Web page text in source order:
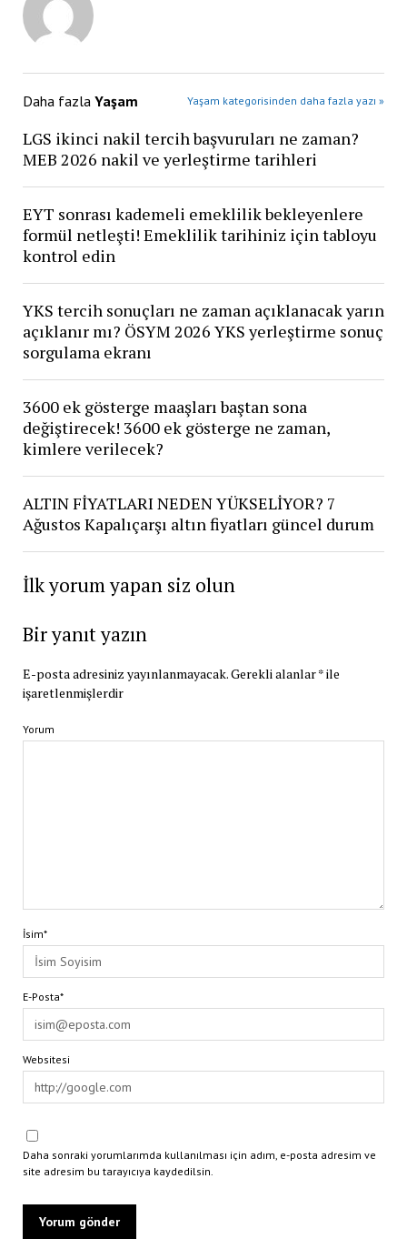
Daha fazla Yaşam Yaşam kategorisinden daha fazla yazı »
LGS ikinci nakil tercih başvuruları ne zaman?
MEB 2026 nakil ve yerleştirme tarihleri
EYT sonrası kademeli emeklilik bekleyenlere
formül netleşti! Emeklilik tarihiniz için tabloyu
kontrol edin
YKS tercih sonuçları ne zaman açıklanacak yarın
açıklanır mı? ÖSYM 2026 YKS yerleştirme sonuç
sorgulama ekranı
3600 ek gösterge maaşları baştan sona
değiştirecek! 3600 ek gösterge ne zaman,
kimlere verilecek?
ALTIN FİYATLARI NEDEN YÜKSELİYOR? 7
Ağustos Kapalıçarşı altın fiyatları güncel durum
İlk yorum yapan siz olun
Bir yanıt yazın
E-posta adresiniz yayınlanmayacak.Gerekli alanlar*ile
işaretlenmişlerdir
Yorum
İsim*
E-Posta*
Websitesi
Daha sonraki yorumlarımda kullanılması için adım, e-posta adresim ve
site adresim bu tarayıcıya kaydedilsin.